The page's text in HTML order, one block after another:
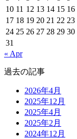
10 11 12 13 14 15 16
17 18 19 20 21 22 23
24 25 26 27 28 29 30
31
« Apr
過去の記事
2026年4月
2025年12月
2025年4月
2025年2月
2024年12月